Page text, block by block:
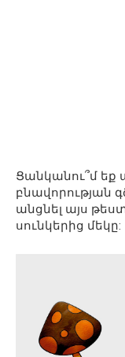
Ցանկանու՞մ եք
բնավորության
անցնել այս
սունկերից մեկը: